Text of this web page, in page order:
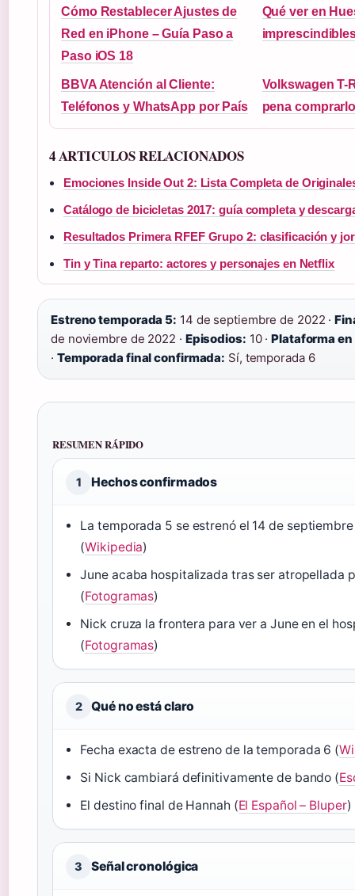
Cómo Restablecer Ajustes de
Red en iPhone – Guía Paso a
Paso iOS 18
Qué ver en
BBVA Atención al Cliente:
Teléfonos y WhatsApp por País
Volkswagen T-
pena
4 ARTICULOS RELACIONADOS
Emociones Inside Out 2: Lista Completa de
Catálogo de bicicletas 2017: guía completa y
Resultados Primera RFEF Grupo 2: clasificación y
Tin y Tina reparto: actores y personajes en Netflix
Estreno temporada 5: 14 de septiembre de 2022 ·
de noviembre de 2022 · Episodios: 10 ·Plataforma
· Temporada final confirmada: Sí, temporada 6
RESUMEN RÁPIDO
1 Hechos confirmados
La temporada 5 se estrenó el 14 de
(Wikipedia)
June acaba hospitalizada tras ser atropellada
(Fotogramas)
Nick cruza la frontera para ver a June en el
(Fotogramas)
2 Qué no está claro
Fecha exacta de estreno de la temporada 6 (
Si Nick cambiará definitivamente de bando (
El destino final de Hannah (El Español – Bluper)
3 Señal cronológica